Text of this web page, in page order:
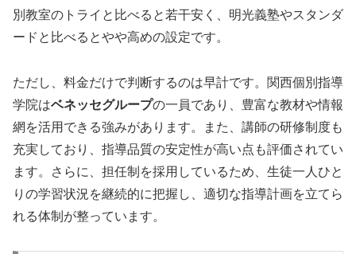
別教室のトライと比べると若干安く、明光義塾やスタンダ
ードと比べるとやや高めの設定です。
ただし、料金だけで判断するのは早計です。関西個別指導
学院はベネッセグループの一員であり、豊富な教材や情報
網を活用できる強みがあります。また、講師の研修制度も
充実しており、指導品質の安定性が高い点も評価されてい
ます。さらに、担任制を採用しているため、生徒一人ひと
りの学習状況を継続的に把握し、適切な指導計画を立てら
れる体制が整っています。